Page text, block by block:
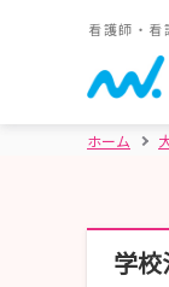
看護師・看
ホーム
学